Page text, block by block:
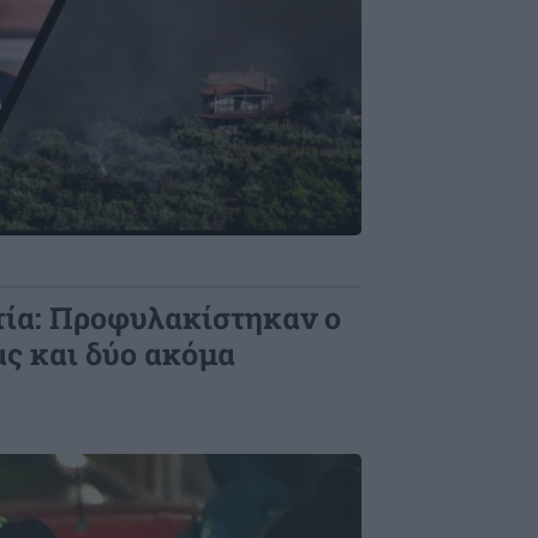
Προφυλακίστηκαν ο
και δύο ακόμα